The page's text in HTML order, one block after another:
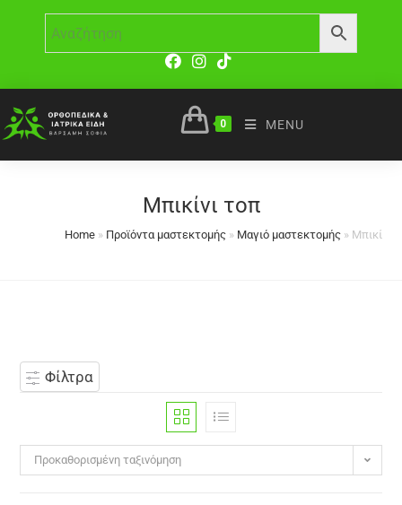
0 MENU
Μπικίνι τοπ
Home » Προϊόντα μαστεκτομής » Μαγιό μαστεκτομής » Μπικίνι
Φίλτρα
Προκαθορισμένη ταξινόμηση